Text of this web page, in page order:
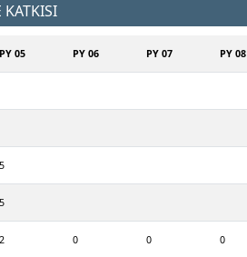
PY 05 PY 06 PY 07 PY 08
5
5
2 0 0 0